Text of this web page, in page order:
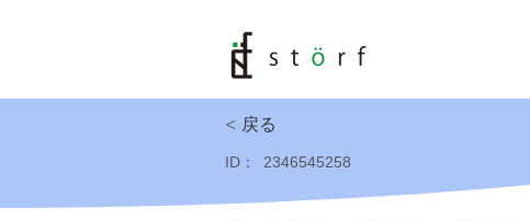
< 戻る
ID： 2346545258